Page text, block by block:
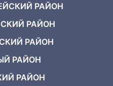
РАЙОН
РАЙОН
РАЙОН
РАЙОН
РАЙОН